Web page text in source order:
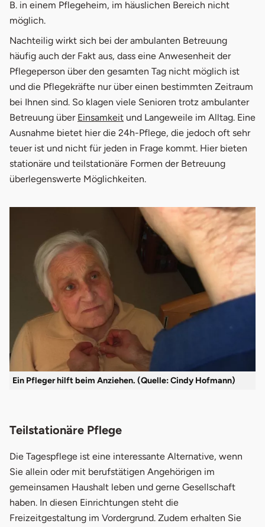
B. in einem Pflegeheim, im häuslichen Bereich nicht
möglich.
Nachteilig wirkt sich bei der ambulanten Betreuung
häufig auch der Fakt aus, dass eine Anwesenheit der
Pflegeperson über den gesamten Tag nicht möglich ist
und die Pflegekräfte nur über einen bestimmten Zeitraum
bei Ihnen sind. So klagen viele Senioren trotz ambulanter
Betreuung über Einsamkeit und Langeweile im Alltag. Eine
Ausnahme bietet hier die 24h-Pflege, die jedoch oft sehr
teuer ist und nicht für jeden in Frage kommt. Hier bieten
stationäre und teilstationäre Formen der Betreuung
überlegenswerte Möglichkeiten.
Ein Pfleger hilft beim Anziehen. (Quelle: Cindy Hofmann)
Teilstationäre Pflege
Die Tagespflege ist eine interessante Alternative, wenn
Sie allein oder mit berufstätigen Angehörigen im
gemeinsamen Haushalt leben und gerne Gesellschaft
haben. In diesen Einrichtungen steht die
Freizeitgestaltung im Vordergrund. Zudem erhalten Sie